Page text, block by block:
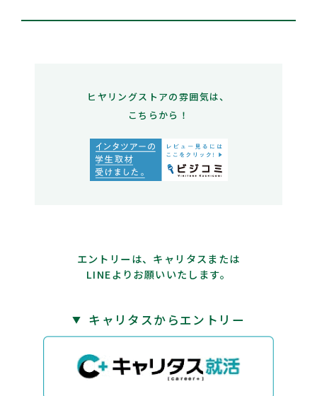
ヒヤリングストアの雰囲気は、
こちらから！
エントリーは、キャリタスまたは
LINEよりお願いいたします。
▼ キャリタスからエントリー